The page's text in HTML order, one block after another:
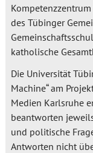
des Tübinger
katholische
Die Universität
Machine“ am
Medien Karlsruhe
beantworten
und politische
Antworten nicht